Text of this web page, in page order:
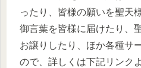
ったり、皆様の願いを聖天
御言葉を皆様に届けたり、
お譲りしたり、ほか各種サ
ので、詳しくは下記リンク